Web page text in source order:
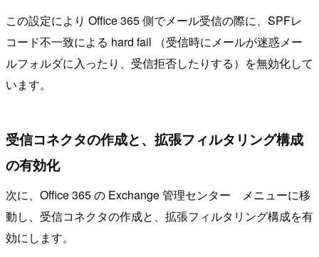
この設定により Office 365 側でメール受信の際に、SPFレ
コード不一致による hard fail （受信時にメールが迷惑メー
ルフォルダに入ったり、受信拒否したりする）を無効化して
います。
受信コネクタの作成と、拡張フィルタリング構成
の有効化
次に、Office 365 の Exchange 管理センター メニューに移
動し、受信コネクタの作成と、拡張フィルタリング構成を有
効にします。